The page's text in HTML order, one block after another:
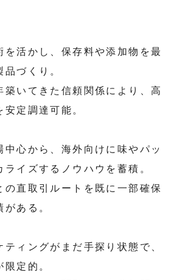
を活かし、保存料や添加物を最
づくり。
築いてきた信頼関係により、高
定調達可能。
中心から、海外向けに味やパッ
ライズするノウハウを蓄積。
の直取引ルートを既に一部確保
がある。
ティングがまだ手探り状態で、
定的。